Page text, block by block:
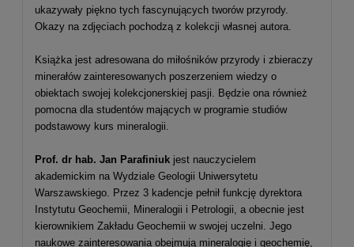
ukazywały piękno tych fascynujących tworów przyrody.
Okazy na zdjęciach pochodzą z kolekcji własnej autora.
Książka jest adresowana do miłośników przyrody i zbieraczy
minerałów zainteresowanych poszerzeniem wiedzy o
obiektach swojej kolekcjonerskiej pasji. Będzie ona również
pomocna dla studentów mających w programie studiów
podstawowy kurs mineralogii.
Prof. dr hab. Jan Parafiniuk jest nauczycielem
akademickim na Wydziale Geologii Uniwersytetu
Warszawskiego. Przez 3 kadencje pełnił funkcję dyrektora
Instytutu Geochemii, Mineralogii i Petrologii, a obecnie jest
kierownikiem Zakładu Geochemii w swojej uczelni. Jego
naukowe zainteresowania obejmują mineralogię i geochemię,